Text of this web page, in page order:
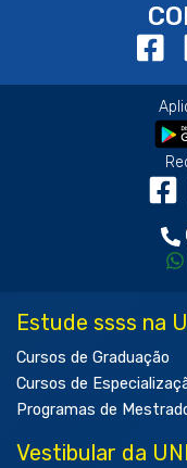
Estude ssss na
Cursos de Graduação
Cursos de
Programas de
Vestibular da